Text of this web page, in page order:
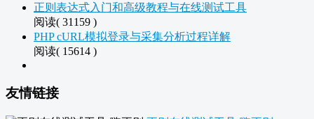
正则表达式入门和高级教程与在线测试工具
阅读( 31159 )
PHP cURL模拟登录与采集分析过程详解
阅读( 15614 )
友情链接